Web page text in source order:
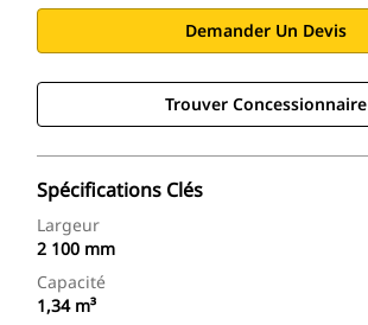
Demander Un Devis
Trouver Concessionnaire
Spécifications Clés
Largeur
2 100 mm
Capacité
1,34 m³